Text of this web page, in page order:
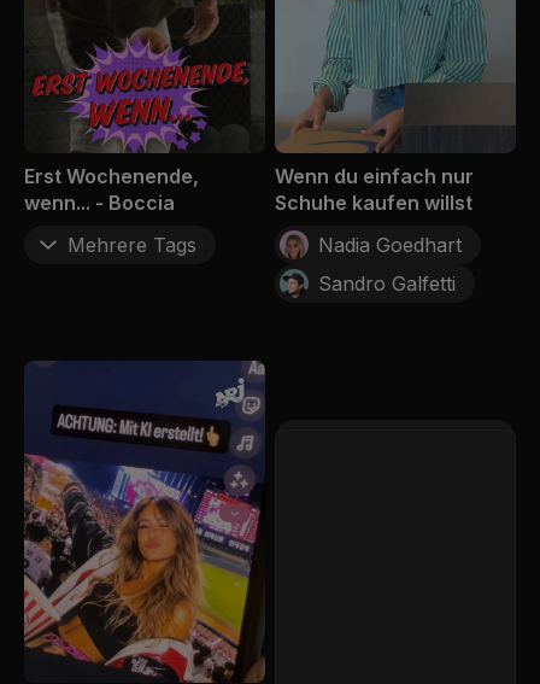
Erst Wochenende,
wenn... - Boccia
Mehrere Tags
Wenn du einfach nur
Schuhe kaufen willst
Nadia Goedhart
Sandro Galfetti